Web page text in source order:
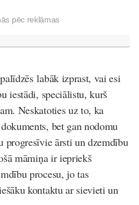
pēc reklāmas
labāk izprast, vai esi
iestādi, speciālistu, kurš
Neskatoties uz to, ka
bet gan nodomu
progresīvie ārsti un dzemdību
māmiņa ir iepriekš
procesu, jo tas
kontaktu ar sievieti un